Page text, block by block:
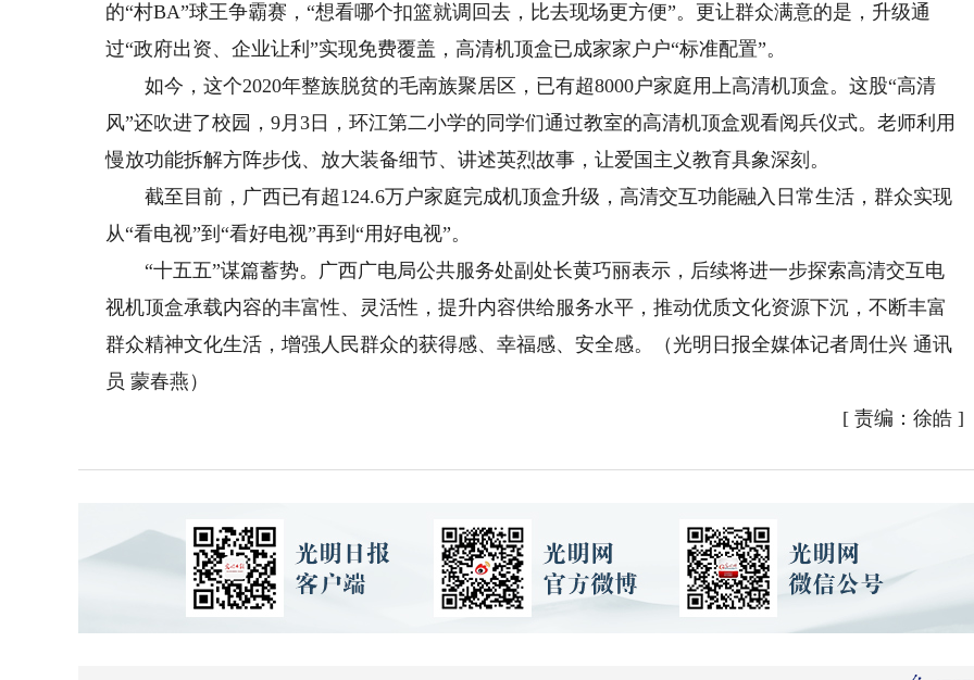
的“村BA”球王争霸赛，“想看哪个扣篮就调回去，比去现场更方便”。更让群众满意的是，升级通
过“政府出资、企业让利”实现免费覆盖，高清机顶盒已成家家户户“标准配置”。
如今，这个2020年整族脱贫的毛南族聚居区，已有超8000户家庭用上高清机顶盒。这股“高清
风”还吹进了校园，9月3日，环江第二小学的同学们通过教室的高清机顶盒观看阅兵仪式。老师利用
慢放功能拆解方阵步伐、放大装备细节、讲述英烈故事，让爱国主义教育具象深刻。
截至目前，广西已有超124.6万户家庭完成机顶盒升级，高清交互功能融入日常生活，群众实现
从“看电视”到“看好电视”再到“用好电视”。
“十五五”谋篇蓄势。广西广电局公共服务处副处长黄巧丽表示，后续将进一步探索高清交互电
视机顶盒承载内容的丰富性、灵活性，提升内容供给服务水平，推动优质文化资源下沉，不断丰富
群众精神文化生活，增强人民群众的获得感、幸福感、安全感。（光明日报全媒体记者周仕兴 通讯
员 蒙春燕）
[ 责编：徐皓 ]